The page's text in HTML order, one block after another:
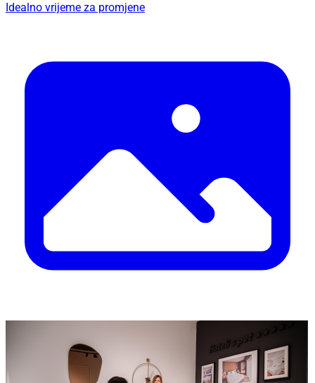
Idealno vrijeme za promjene